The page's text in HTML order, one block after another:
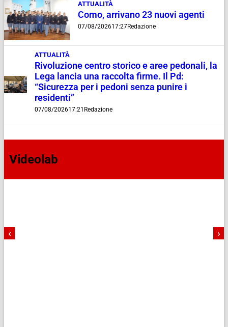
ATTUALITÀ
Como, arrivano 23 nuovi agenti
07/08/202617:27Redazione
ATTUALITÀ
Rivoluzione centro storico e aree pedonali, la
Lega lancia una raccolta firme. Il Pd:
“Sicurezza per i pedoni senza punire i
residenti”
07/08/202617:21 Redazione
Videolab
‹ ›